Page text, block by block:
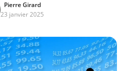
Pierre Girard
23 janvier 2025